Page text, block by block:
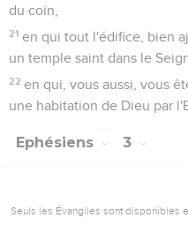
du coin,
21 en qui tout l'édifice, bien
un temple saint dans le
22 en qui, vous aussi, vous
une habitation de Dieu par
Ephésiens 3
Seuls les Évangiles sont disponibles